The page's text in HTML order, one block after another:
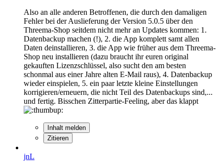
Also an alle anderen Betroffenen, die durch den damaligen
Fehler bei der Auslieferung der Version 5.0.5 über den
Threema-Shop seitdem nicht mehr an Updates kommen: 1.
Datenbackup machen (!), 2. die App komplett samt allen
Daten deinstallieren, 3. die App wie früher aus dem Threema-
Shop neu installieren (dazu braucht ihr euren original
gekauften Lizenzschlüssel, also sucht den am besten
schonmal aus einer Jahre alten E-Mail raus), 4. Datenbackup
wieder einspielen, 5. ein paar letzte kleine Einstellungen
korrigieren/erneuern, die nicht Teil des Datenbackups sind,...
und fertig. Bisschen Zitterpartie-Feeling, aber das klappt
Inhalt melden
Zitieren
jnL